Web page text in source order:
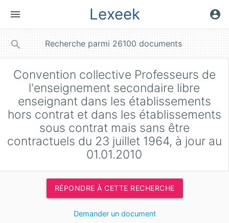
menu Lexeek account_circle
search
Convention collective Professeurs de
l'enseignement secondaire libre
enseignant dans les établissements
hors contrat et dans les établissements
sous contrat mais sans être
contractuels du 23 juillet 1964, à jour au
01.01.2010
RÉPONDRE À CETTE RECHERCHE
Demander un document